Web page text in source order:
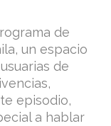
de
un espacio
de
episodio,
a hablar